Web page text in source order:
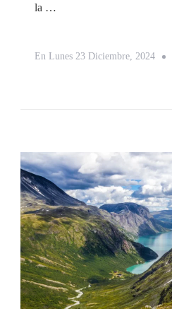
la …
En Lunes 23 Diciembre, 2024